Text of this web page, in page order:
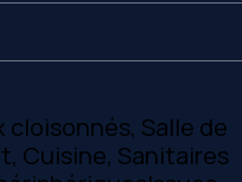
Salle de
Cuisine, Sanitaires